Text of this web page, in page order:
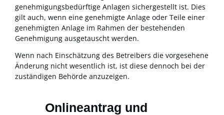
genehmigungsbedürftige Anlagen sichergestellt ist. Dies
gilt auch, wenn eine genehmigte Anlage oder Teile einer
genehmigten Anlage im Rahmen der bestehenden
Genehmigung ausgetauscht werden.
Wenn nach Einschätzung des Betreibers die vorgesehene
Änderung nicht wesentlich ist, ist diese dennoch bei der
zuständigen Behörde anzuzeigen.
Onlineantrag und